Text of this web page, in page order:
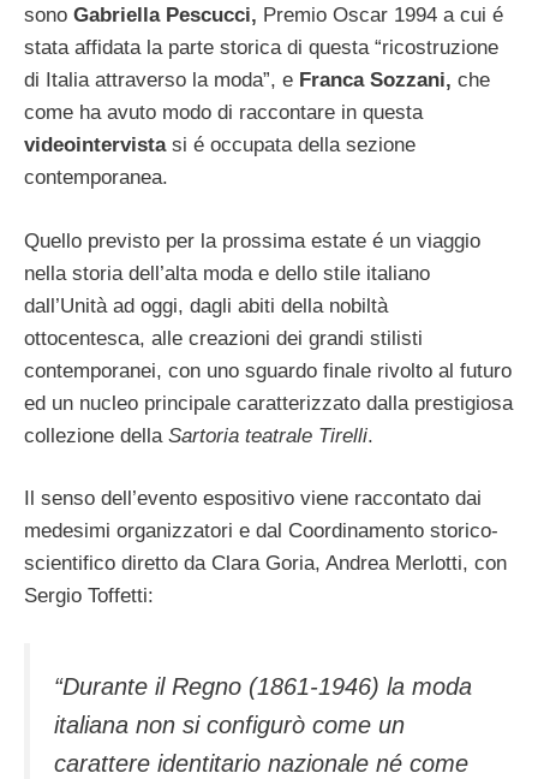
sono Gabriella Pescucci, Premio Oscar 1994 a cui é
stata affidata la parte storica di questa “ricostruzione
di Italia attraverso la moda”, e Franca Sozzani, che
come ha avuto modo di raccontare in questa
videointervista si é occupata della sezione
contemporanea.
Quello previsto per la prossima estate é un viaggio
nella storia dell’alta moda e dello stile italiano
dall’Unità ad oggi, dagli abiti della nobiltà
ottocentesca, alle creazioni dei grandi stilisti
contemporanei, con uno sguardo finale rivolto al futuro
ed un nucleo principale caratterizzato dalla prestigiosa
collezione della Sartoria teatrale Tirelli.
Il senso dell’evento espositivo viene raccontato dai
medesimi organizzatori e dal Coordinamento storico-
scientifico diretto da Clara Goria, Andrea Merlotti, con
Sergio Toffetti:
“Durante il Regno (1861-1946) la moda
italiana non si configurò come un
carattere identitario nazionale né come